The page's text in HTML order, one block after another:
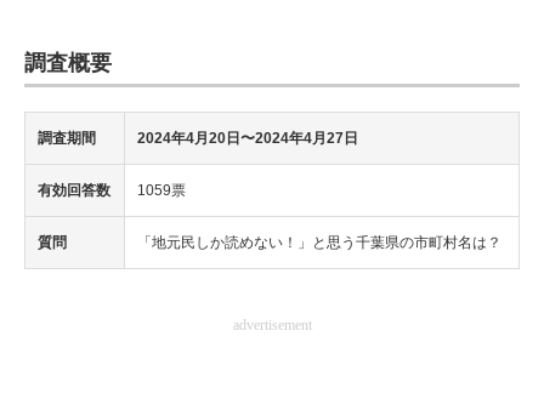
調査概要
調査期間 2024年4月20日〜2024年4月27日
有効回答数 1059票
質問 「地元民しか読めない！」と思う千葉県の市町村名は？
advertisement